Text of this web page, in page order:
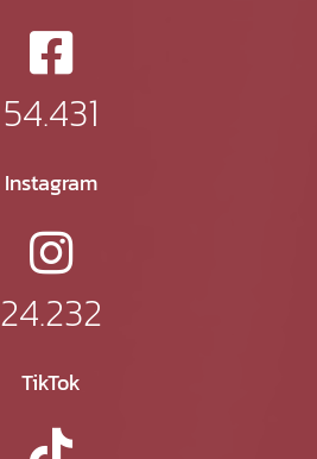
54.431
Instagram
24.232
TikTok